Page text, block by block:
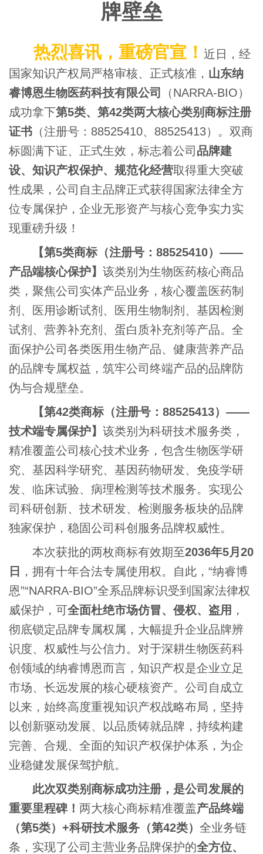
牌壁垒
热烈喜讯，重磅官宣！ 近日，经
国家知识产权局严格审核、正式核准， 山东纳
睿博恩生物医药科技有限公司
（NARRA-BIO）
成功拿下第5类、第42类两大核心类别商标注册
证书 （注册号： 88525410、 88525413）。双商
标圆满下证、正式生效，标志着公司 品牌建
设、知识产权保护、规范化经营取得重大突破
性成果，公司自主品牌正式获得国家法律全方
位专属保护，企业无形资产与核心竞争实力实
现重磅升级！
【第5类商标（注册号： 88525410） ——
产品端核心保护】 该类别为生物医药核心商品
类，聚焦公司实体产品业务，核心覆盖医药制
剂、医用诊断试剂、医用生物制剂、基因检测
试剂、营养补充剂、蛋白质补充剂等产品。全
面保护公司各类医用生物产品、健康营养产品
的品牌专属权益，筑牢公司终端产品的品牌防
伪与合规壁垒。
【第42类商标（注册号： 88525413） ——
技术端专属保护】 该类别为科研技术服务类，
精准覆盖公司核心技术业务，包含生物医学研
究、基因科学研究、基因药物研发、免疫学研
发、临床试验、病理检测等技术服务。实现公
司科研创新、技术研发、检测服务板块的品牌
独家保护，稳固公司科创服务品牌权威性。
本次获批的两枚商标有效期至2036年5月 20
日
，拥有十年合法专属使用权。自此， “纳睿博
恩”“NARRA-BIO”全系品牌标识受到国家法律权
威保护，可全面杜绝市场仿冒、侵权、盗用 ，
彻底锁定品牌专属权属，大幅提升企业品牌辨
识度、权威性与公信力。对于深耕生物医药科
创领域的纳睿博恩而言，知识产权是企业立足
市场、长远发展的核心硬核资产。公司自成立
以来，始终高度重视知识产权战略布局，坚持
以创新驱动发展、以品质铸就品牌，持续构建
完善、合规、全面的知识产权保护体系，为企
业稳健发展保驾护航。
此次双类别商标成功注册，是公司发展的
重要里程碑！ 两大核心商标精准覆盖产品终端
（第5类） +科研技术服务（第42类） 全业务链
条，实现了公司主营业务品牌保护的全方位、